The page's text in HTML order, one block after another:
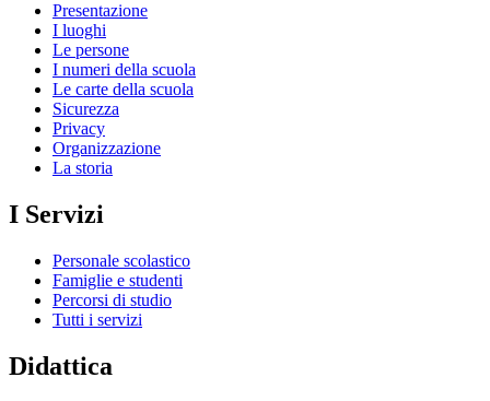
Presentazione
I luoghi
Le persone
I numeri della scuola
Le carte della scuola
Sicurezza
Privacy
Organizzazione
La storia
I Servizi
Personale scolastico
Famiglie e studenti
Percorsi di studio
Tutti i servizi
Didattica